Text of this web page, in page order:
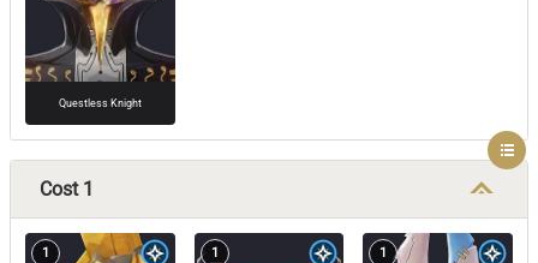
Questless Knight
Cost 1
1 1 1